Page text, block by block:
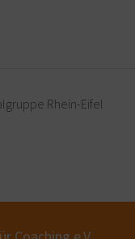
Rhein-Eifel